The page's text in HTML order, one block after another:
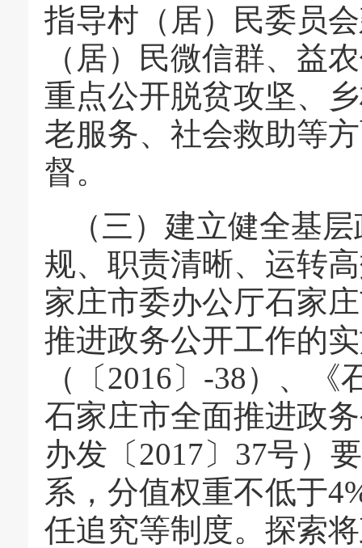
指导村（居）民委员
（居）民微信群、益
重点公开脱贫攻坚、
老服务、社会救助等
督。
（三）建立健全基
规、职责清晰、运转
家庄市委办公厅石家
推进政务公开工作的
（〔2016〕-38）、
石家庄市全面推进政
办发〔2017〕37号）
系，分值权重不低于
任追究等制度。探索